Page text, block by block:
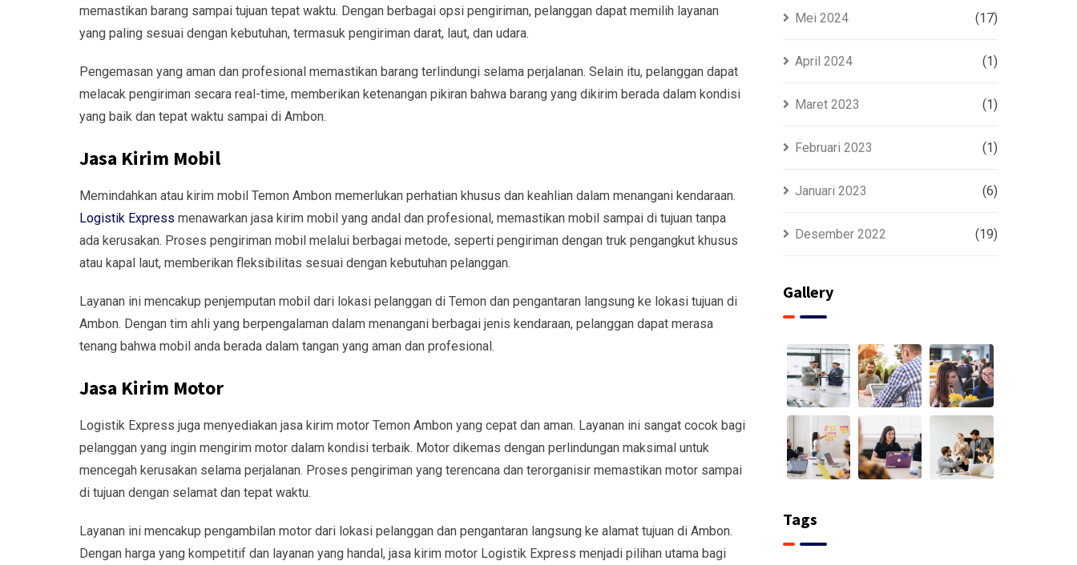
memastikan barang sampai tujuan tepat waktu. Dengan berbagai opsi pengiriman, pelanggan dapat memilih layanan
yang paling sesuai dengan kebutuhan, termasuk pengiriman darat, laut, dan udara.
Pengemasan yang aman dan profesional memastikan barang terlindungi selama perjalanan. Selain itu, pelanggan dapat
melacak pengiriman secara real-time, memberikan ketenangan pikiran bahwa barang yang dikirim berada dalam kondisi
yang baik dan tepat waktu sampai di Ambon.
Jasa Kirim Mobil
Memindahkan atau kirim mobil Temon Ambon memerlukan perhatian khusus dan keahlian dalam menangani kendaraan.
Logistik Express menawarkan jasa kirim mobil yang andal dan profesional, memastikan mobil sampai di tujuan tanpa
ada kerusakan. Proses pengiriman mobil melalui berbagai metode, seperti pengiriman dengan truk pengangkut khusus
atau kapal laut, memberikan fleksibilitas sesuai dengan kebutuhan pelanggan.
Layanan ini mencakup penjemputan mobil dari lokasi pelanggan di Temon dan pengantaran langsung ke lokasi tujuan di
Ambon. Dengan tim ahli yang berpengalaman dalam menangani berbagai jenis kendaraan, pelanggan dapat merasa
tenang bahwa mobil anda berada dalam tangan yang aman dan profesional.
Jasa Kirim Motor
Logistik Express juga menyediakan jasa kirim motor Temon Ambon yang cepat dan aman. Layanan ini sangat cocok bagi
pelanggan yang ingin mengirim motor dalam kondisi terbaik. Motor dikemas dengan perlindungan maksimal untuk
mencegah kerusakan selama perjalanan. Proses pengiriman yang terencana dan terorganisir memastikan motor sampai
di tujuan dengan selamat dan tepat waktu.
Layanan ini mencakup pengambilan motor dari lokasi pelanggan dan pengantaran langsung ke alamat tujuan di Ambon.
Dengan harga yang kompetitif dan layanan yang handal, jasa kirim motor Logistik Express menjadi pilihan utama bagi
Mei 2024 (17)
April 2024 (1)
Maret 2023 (1)
Februari 2023 (1)
Januari 2023 (6)
Desember 2022 (19)
Gallery
Tags